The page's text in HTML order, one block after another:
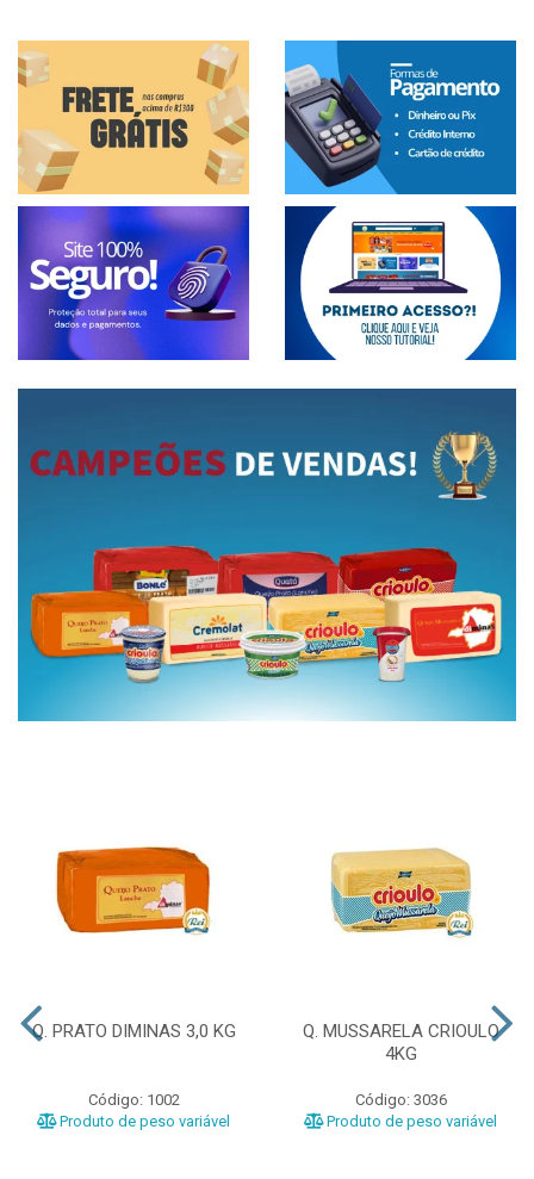
Q. PRATO DIMINAS 3,0 KG
Código: 1002
Produto de peso variável
Q. MUSSARELA CRIOULO
4KG
Código: 3036
Produto de peso variável